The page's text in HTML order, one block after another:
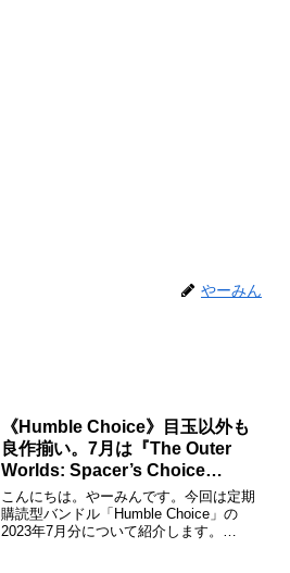
やーみん
《Humble Choice》目玉以外も
良作揃い。7月は『The Outer
Worlds: Spacer’s Choice
Edition』『Temtem』が目玉。
こんにちは。やーみんです。今回は定期
購読型バンドル「Humble Choice」の
2023年7月分について紹介します。